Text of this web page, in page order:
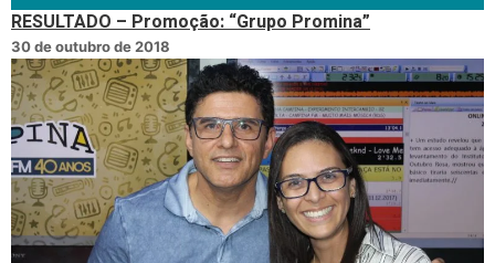
RESULTADO – Promoção: “Grupo Promina”
30 de outubro de 2018